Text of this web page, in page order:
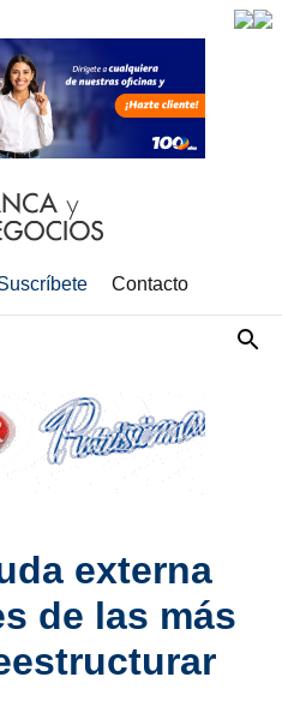
Contacto
externa
de las más